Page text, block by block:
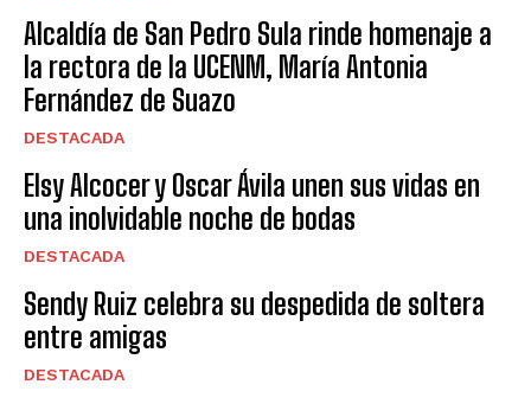
Alcaldía de San Pedro Sula rinde homenaje a
la rectora de la UCENM, María Antonia
Fernández de Suazo
DESTACADA
Elsy Alcocer y Oscar Ávila unen sus vidas en
una inolvidable noche de bodas
DESTACADA
Sendy Ruiz celebra su despedida de soltera
entre amigas
DESTACADA